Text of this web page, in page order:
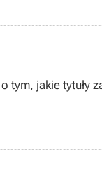
tym, jakie